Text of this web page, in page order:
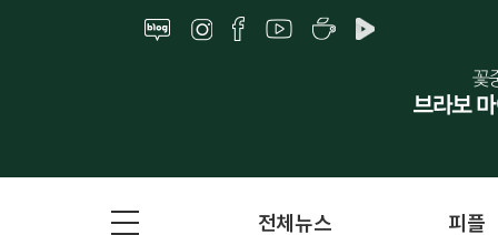
전체뉴스 피플